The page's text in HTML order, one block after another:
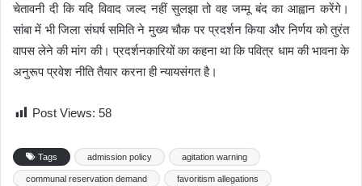
चेतावनी दी कि यदि विवाद जल्द नहीं सुलझा तो वह जम्मू बंद का आह्वान करेंगे।
सांबा में भी जिला संघर्ष समिति ने मुख्य चौक पर प्रदर्शन किया और निर्णय को तुरंत
वापस लेने की मांग की। प्रदर्शनकारियों का कहना था कि पवित्र धाम की भावना के
अनुरूप प्रवेश नीति तैयार करना ही न्यायसंगत है।
Post Views: 58
Tags admission policy agitation warning
communal reservation demand favoritism allegations